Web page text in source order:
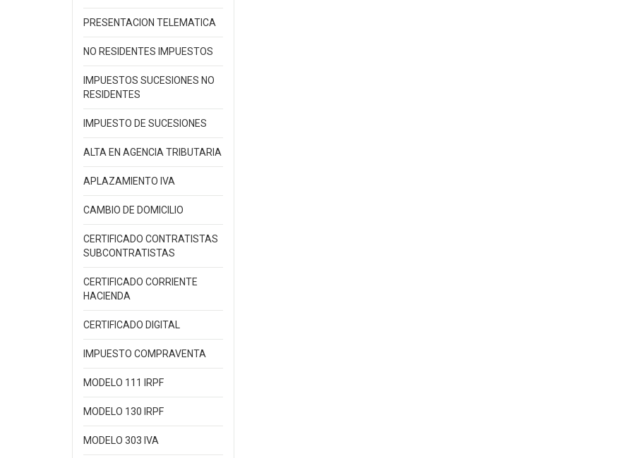
PRESENTACION TELEMATICA
NO RESIDENTES IMPUESTOS
IMPUESTOS SUCESIONES NO
RESIDENTES
IMPUESTO DE SUCESIONES
ALTA EN AGENCIA TRIBUTARIA
APLAZAMIENTO IVA
CAMBIO DE DOMICILIO
CERTIFICADO CONTRATISTAS
SUBCONTRATISTAS
CERTIFICADO CORRIENTE
HACIENDA
CERTIFICADO DIGITAL
IMPUESTO COMPRAVENTA
MODELO 111 IRPF
MODELO 130 IRPF
MODELO 303 IVA